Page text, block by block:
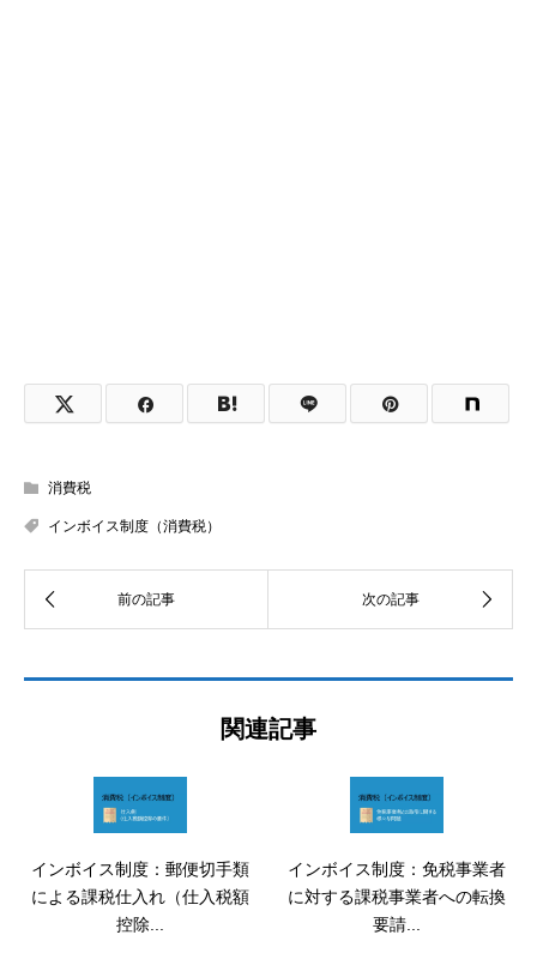
消費税
インボイス制度（消費税）
関連記事
インボイス制度：郵便切手類
による課税仕入れ（仕入税額
控除...
インボイス制度：免税事業者
に対する課税事業者への転換
要請...